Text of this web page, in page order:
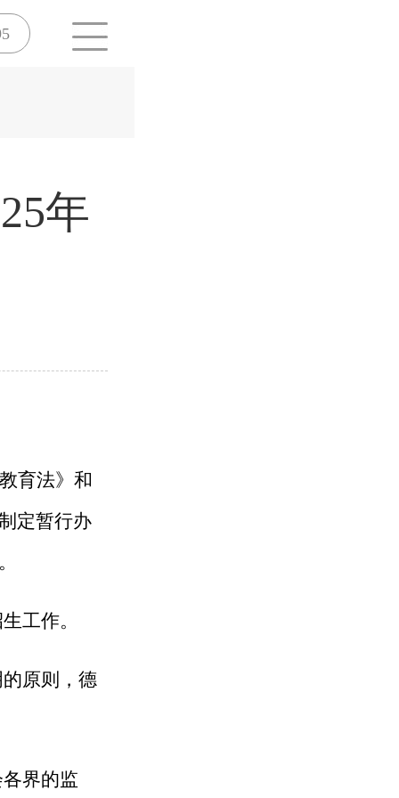
年
育法》 和
定暂行办
工作。
原则，德
界的监